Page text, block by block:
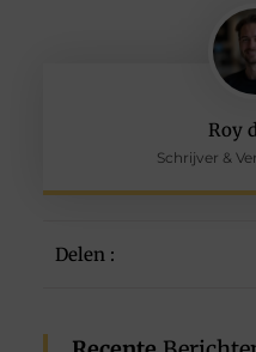
Roy
Schrijver &
Delen :